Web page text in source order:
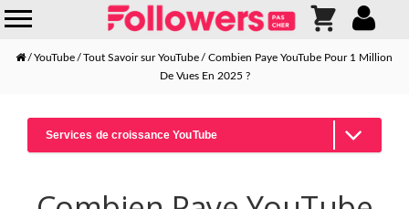
YouTube Tout Savoir sur YouTube
Combien Paye YouTube Pour 1 Million
De Vues En 2025 ?
Services de croissance YouTube